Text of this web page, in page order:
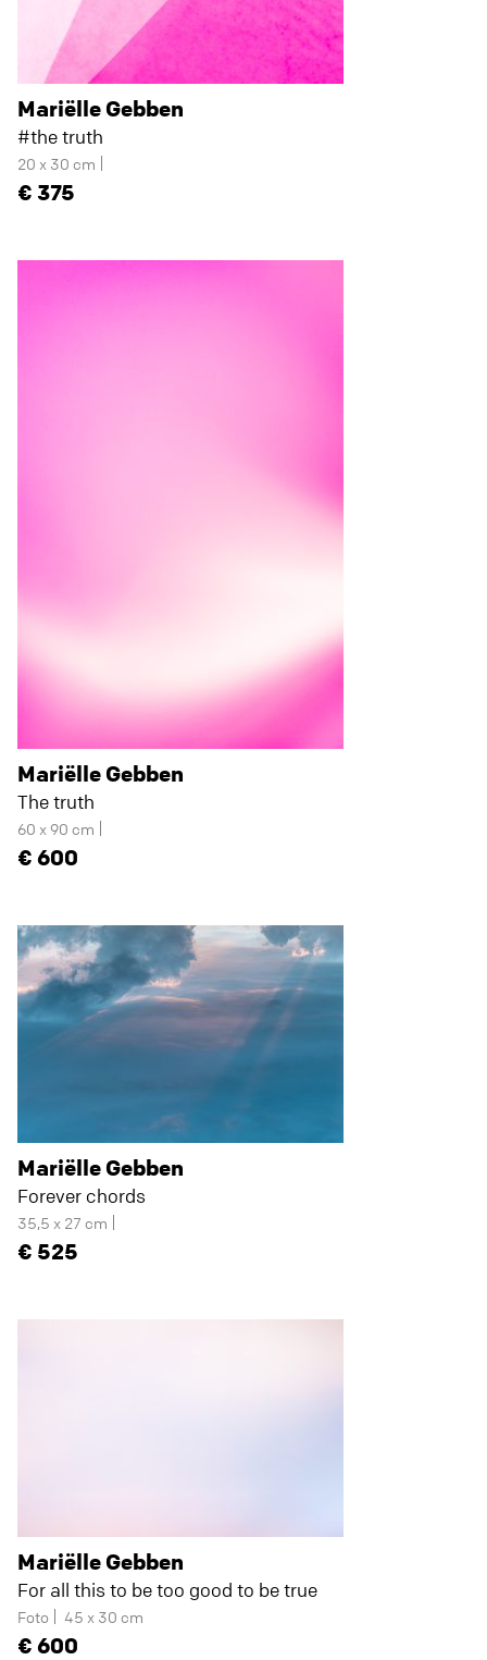
Mariëlle Gebben
#the truth
20 x 30 cm
375
Mariëlle Gebben
The truth
60 x 90 cm
600
Mariëlle Gebben
Forever chords
35,5 x 27 cm
525
Mariëlle Gebben
For all this to be too good to be true
Foto 45 x 30 cm
600